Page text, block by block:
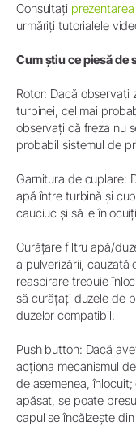
Consultați
urmăriți tutorialele
Cum știu ce piesă
Rotor: Dacă observați
turbinei, cel mai
observați că freza nu
probabil sistemul de
Garnitura de cuplare:
apă între turbină și
cauciuc și să le
Curățare filtru apă/
a pulverizării, cauzată
reaspirare trebuie
să curățați duzele de
duzelor compatibil.
Push button: Dacă
acționa mecanismul
de asemenea,
apăsat, se poate
capul se încălzește